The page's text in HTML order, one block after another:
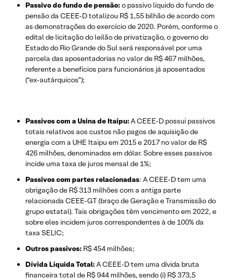
Passivo do fundo de pensão:o passivo líquido do fundo de
pensão da CEEE-D totalizou R$ 1,55 bilhão de acordo com
as demonstrações do exercício de 2020. Porém, conforme o
edital de licitação do leilão de privatização, o governo do
Estado do Rio Grande do Sul será responsável por uma
parcela das aposentadorias no valor de R$ 467 milhões,
referente a benefícios para funcionários já aposentados
(“ex-autárquicos”);
Passivos com a Usina de Itaipu:A CEEE-D possui passivos
totais relativos aos custos não pagos de aquisição de
energia com a UHE Itaipu em 2015 e 2017 no valor de R$
426 milhões, denominados em dólar. Sobre esses passivos
incide uma taxa de juros mensal de 1%;
Passivos com partes relacionadas: A CEEE-D tem uma
obrigação de R$ 313 milhões com a antiga parte
relacionada CEEE-GT (braço de Geração e Transmissão do
grupo estatal). Tais obrigações têm vencimento em 2022, e
sobre eles incidem juros correspondentes à de 100% da
taxa SELIC;
Outros passivos: R$ 454 milhões;
Dívida Líquida Total:A CEEE-D tem uma dívida bruta
financeira total de R$ 944 milhões, sendo (i) R$ 373,5